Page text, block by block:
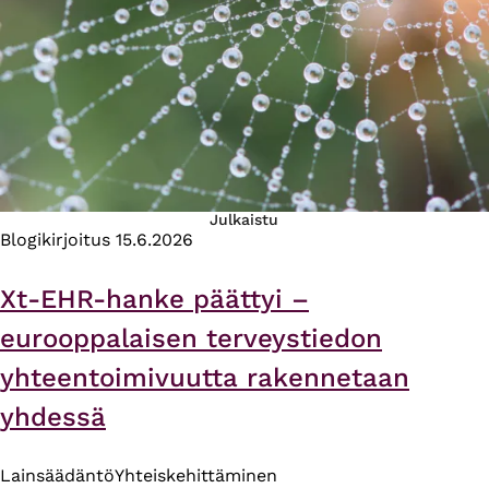
Julkaistu
Blogikirjoitus 15.6.2026
Xt-EHR-hanke päättyi –
eurooppalaisen terveystiedon
yhteentoimivuutta rakennetaan
yhdessä
LainsäädäntöYhteiskehittäminen